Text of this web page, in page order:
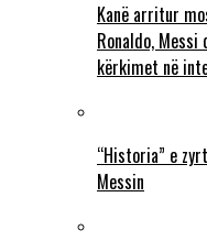
Kanë arritur
Ronaldo,
kërkimet në
“Historia” e
Messin